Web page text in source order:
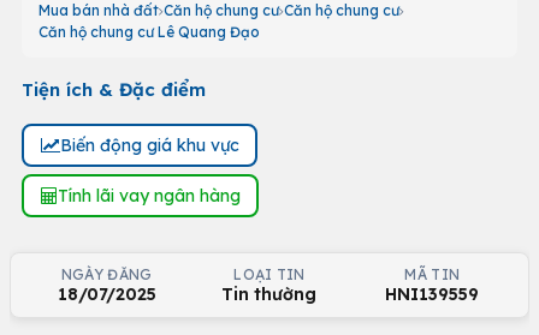
Mua bán nhà đất Căn hộ chung cư Căn hộ chung cư
Căn hộ chung cư Lê Quang Đạo
Tiện ích & Đặc điểm
Biến động giá khu vực
Tính lãi vay ngân hàng
NGÀY ĐĂNG
18/07/2025
LOẠI TIN
Tin thường
MÃ TIN
HNI139559